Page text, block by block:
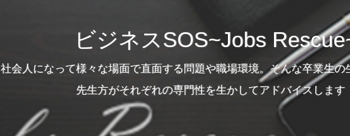
ビジネスSOS~Jobs
社会人になって様々な場面で直面する問題や職場環境。そんな卒業生の
先生方がそれぞれの専門性を生かしてアドバイスします